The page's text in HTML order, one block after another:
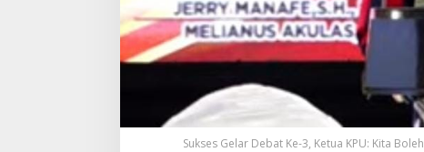
Sukses Gelar Debat Ke-3, Ketua KPU: Kita